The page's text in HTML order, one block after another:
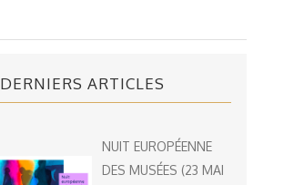
DERNIERS ARTICLES
NUIT EUROPÉENNE
DES MUSÉES (23 MAI